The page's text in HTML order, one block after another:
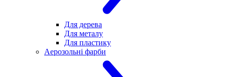
Для дерева
Для металу
Для пластику
Аерозольні фарби